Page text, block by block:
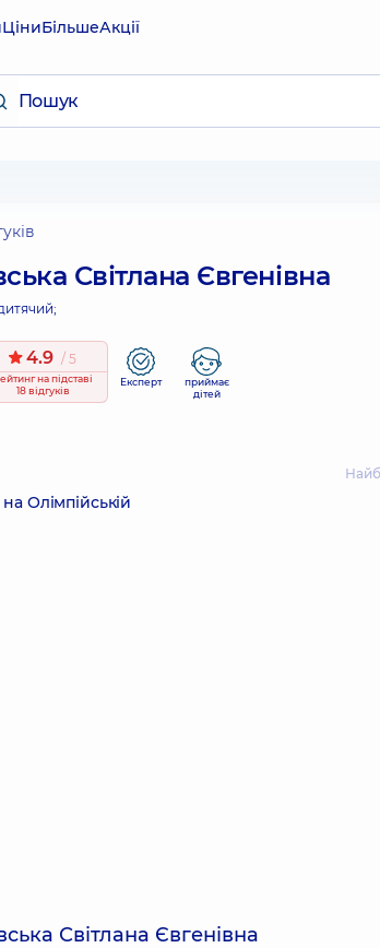
ЦіниБільшеАкції
Світлана Євгенівна
4.9 / 5
на підставі
18 відгуків
Експерт
приймає
дітей
Олімпійській
Світлана Євгенівна